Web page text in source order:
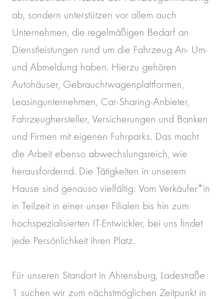
ab, sondern unterstützen vor allem auch
Unternehmen, die regelmäßigen Bedarf an
Dienstleistungen rund um die Fahrzeug An- Um-
und Abmeldung haben. Hierzu gehören
Autohäuser, Gebrauchtwagenplattformen,
Leasingunternehmen, Car-Sharing-Anbieter,
Fahrzeughersteller, Versicherungen und Banken
und Firmen mit eigenen Fuhrparks. Das macht
die Arbeit ebenso abwechslungsreich, wie
herausfordernd. Die Tätigkeiten in unserem
Hause sind genauso vielfältig: Vom Verkäufer*in
in Teilzeit in einer unser Filialen bis hin zum
hochspezialisierten IT-Entwickler, bei uns findet
jede Persönlichkeit ihren Platz.
Für unseren Standort in Ahrensburg, Ladestraße
1 suchen wir zum nächstmöglichen Zeitpunkt in